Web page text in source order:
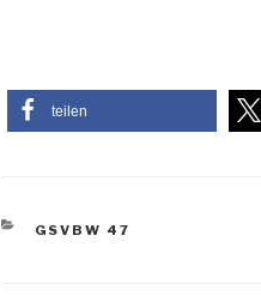
teilen
KATEGORIEN
GSVBW 47